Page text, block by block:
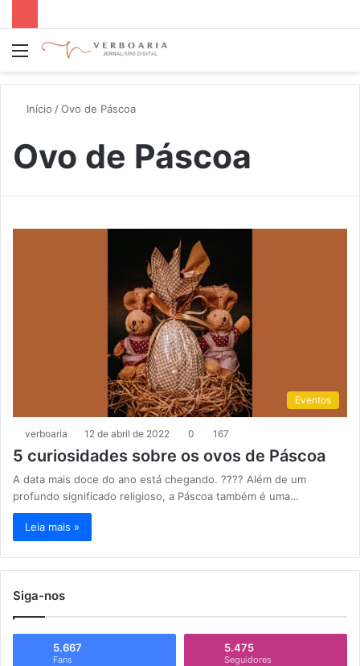
Menu
Início /Ovo de Páscoa
Ovo de Páscoa
Eventos
verboaria 12 de abril de 2022 0 167
5 curiosidades sobre os ovos de Páscoa
A data mais doce do ano está chegando. ???? Além de um
profundo significado religioso, a Páscoa também é uma…
Leia mais »
Siga-nos
5.667
Fans
5.475
Seguidores